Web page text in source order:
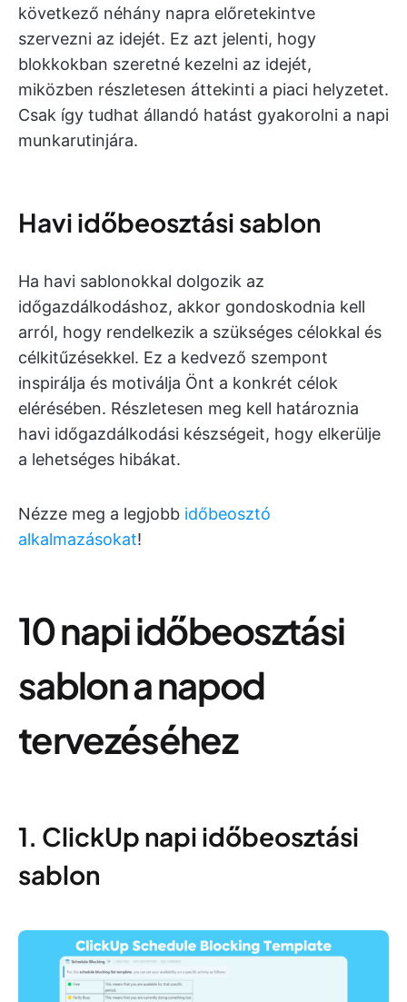
következő néhány napra előretekintve
szervezni az idejét. Ez azt jelenti, hogy
blokkokban szeretné kezelni az idejét,
miközben részletesen áttekinti a piaci helyzetet.
Csak így tudhat állandó hatást gyakorolni a napi
munkarutinjára.
Havi időbeosztási sablon
Ha havi sablonokkal dolgozik az
időgazdálkodáshoz, akkor gondoskodnia kell
arról, hogy rendelkezik a szükséges célokkal és
célkitűzésekkel. Ez a kedvező szempont
inspirálja és motiválja Önt a konkrét célok
elérésében. Részletesen meg kell határoznia
havi időgazdálkodási készségeit, hogy elkerülje
a lehetséges hibákat.
Nézze meg a legjobb időbeosztó
alkalmazásokat!
10 napi időbeosztási
sablon a napod
tervezéséhez
1. ClickUp napi időbeosztási
sablon